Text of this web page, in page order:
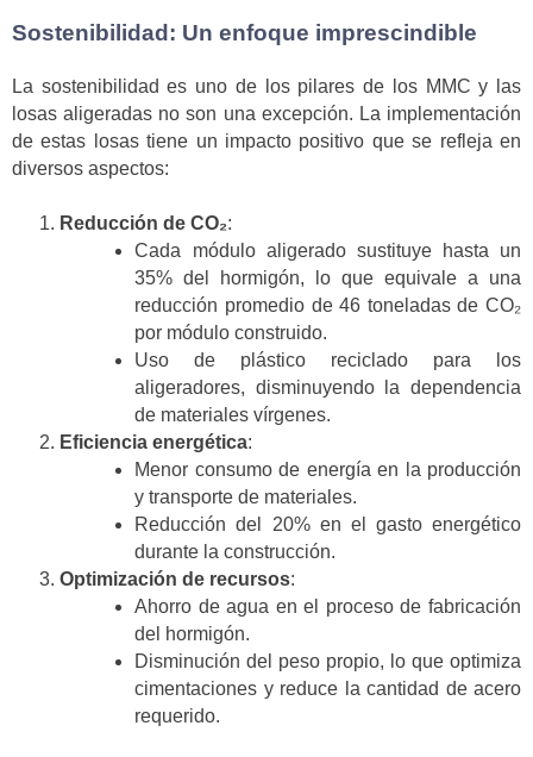
Sostenibilidad: Un enfoque imprescindible
La sostenibilidad es uno de los pilares de los MMC y las
losas aligeradas no son una excepción. La implementación
de estas losas tiene un impacto positivo que se refleja en
diversos aspectos:
Reducción de CO₂:
Cada módulo aligerado sustituye hasta un
35% del hormigón, lo que equivale a una
reducción promedio de 46 toneladas de CO₂
por módulo construido.
Uso de plástico reciclado para los
aligeradores, disminuyendo la dependencia
de materiales vírgenes.
Eficiencia energética:
Menor consumo de energía en la producción
y transporte de materiales.
Reducción del 20% en el gasto energético
durante la construcción.
Optimización de recursos:
Ahorro de agua en el proceso de fabricación
del hormigón.
Disminución del peso propio, lo que optimiza
cimentaciones y reduce la cantidad de acero
requerido.